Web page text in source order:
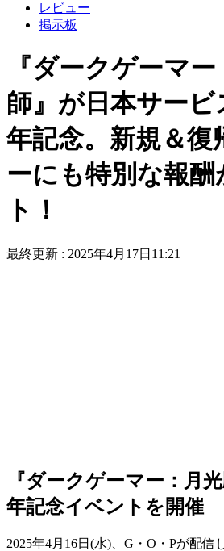
レビュー
掲示板
『ダークゲーマ
師』が日本サービ
年記念。新規＆復
ーにも特別な報
ト！
最終更新 : 2025年4月17日11:21
『ダークゲーマー：月
年記念イベントを開催
2025年4月16日(水)、G・O・Pが配信